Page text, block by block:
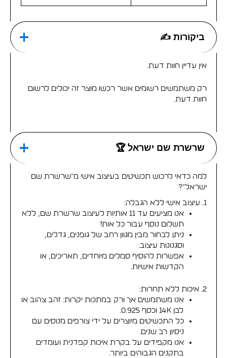
ביקורות ✍
אין עדיין חוות דעת.
רק משתמשים רשומים אשר רכשו מוצר זה יכולים לרשום
חוות דעת.
שרשרת שם ישראל 🏆
למה כדאי לרכוש תכשיטים בעיצוב אישי מ"שרשרת שם
ישראל"?
1. עיצוב אישי ללא הגבלה:
אנו מציעים עד 11 אותיות לעיצוב שרשרת שם, ללא
תשלום נוסף עבור כל אות!
ניתן לבחור מבין מגוון רחב של גופנים, גדלים,
וסגנונות עיצוב.
אפשרות להוסיף סמלים מיוחדים, תאריכים, או
הקדשות אישיות.
2. איכות ללא תחרות:
אנו משתמשים אך ורק במתכות יקרות: זהב צהוב או
לבן 14K וכסף 0.925.
כל התכשיטים מיוצרים על ידי צורפים מנוסים עם
ניסיון רב שנים.
אנו מקפידים על בקרת איכות קפדנית ועומדים
בתקנים הגבוהים ביותר.